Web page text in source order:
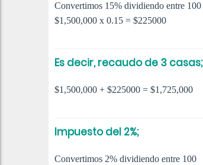
Convertimos 15% dividiendo entre 100
$1,500,000 x 0.15 = $225000
Es decir, recaudo de 3 casas;
$1,500,000 + $225000 = $1,725,000
Impuesto del 2%;
Convertimos 2% dividiendo entre 100